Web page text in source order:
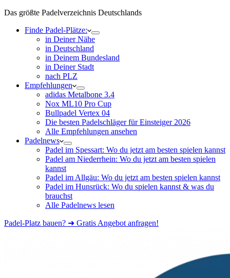
Das größte Padelverzeichnis Deutschlands
Finde Padel-Plätze:
in Deiner Nähe
in Deutschland
in Deinem Bundesland
in Deiner Stadt
nach PLZ
Empfehlungen
adidas Metalbone 3.4
Nox ML10 Pro Cup
Bullpadel Vertex 04
Die besten Padelschläger für Einsteiger 2026
Alle Empfehlungen ansehen
Padelnews
Padel im Spessart: Wo du jetzt am besten spielen kannst
Padel am Niederrhein: Wo du jetzt am besten spielen
kannst
Padel im Allgäu: Wo du jetzt am besten spielen kannst
Padel im Hunsrück: Wo du spielen kannst & was du
brauchst
Alle Padelnews lesen
Padel-Platz bauen? ➜ Gratis Angebot anfragen!